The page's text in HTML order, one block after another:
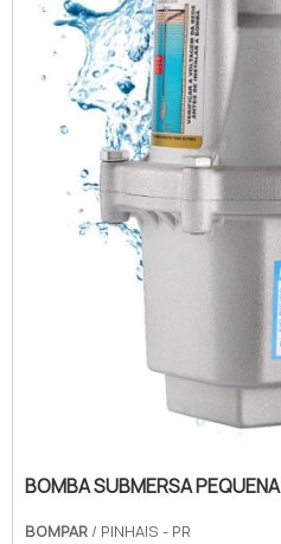
BOMBA SUBMERSA PEQUENA
BOMPAR / PINHAIS - PR